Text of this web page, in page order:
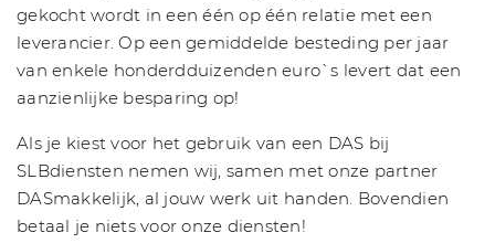
gekocht wordt in een één op één relatie met een
leverancier. Op een gemiddelde besteding per jaar
van enkele honderdduizenden euro`s levert dat een
aanzienlijke besparing op!
Als je kiest voor het gebruik van een DAS bij
SLBdiensten nemen wij, samen met onze partner
DASmakkelijk, al jouw werk uit handen. Bovendien
betaal je niets voor onze diensten!